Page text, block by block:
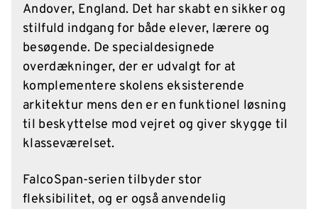
Andover, England. Det har skabt en sikker og
stilfuld indgang for både elever, lærere og
besøgende. De specialdesignede
overdækninger, der er udvalgt for at
komplementere skolens eksisterende
arkitektur mens den er en funktionel løsning
til beskyttelse mod vejret og giver skygge til
klasseværelset.
FalcoSpan-serien tilbyder stor
fleksibilitet, og er også anvendelig